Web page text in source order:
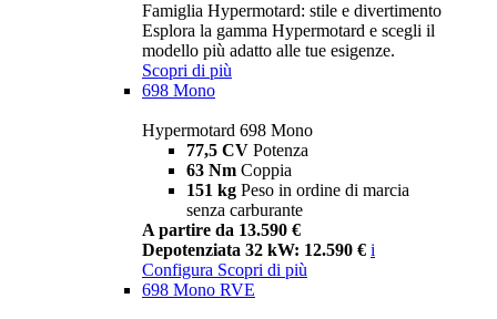
Famiglia Hypermotard: stile e divertimento
Esplora la gamma Hypermotard e scegli il
modello più adatto alle tue esigenze.
Scopri di più
698 Mono
Hypermotard 698 Mono
77,5 CV Potenza
63 Nm Coppia
151 kg Peso in ordine di marcia
senza carburante
A partire da 13.590 €
Depotenziata 32 kW: 12.590 € i
Configura Scopri di più
698 Mono RVE